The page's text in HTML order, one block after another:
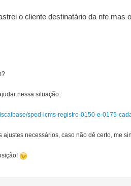
o cliente destinatário da nfe mas
nessa situação:
sped-icms-registro-0150-e-0175-
ajustes necessários, caso não dê certo, me